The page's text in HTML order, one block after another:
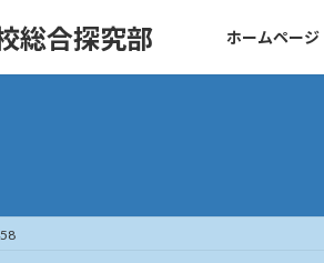
総合探究部 ホームページ